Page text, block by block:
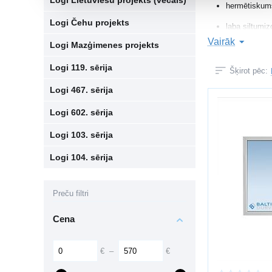
laba
vienkārša
noturība
Mūsdienu stikla
Logus var aprīkot
bērnu
Vairāk
Šķirot pēc:
Logi Čehu projekts
Logi Mazģimenes projekts
Logi 119. sērija
Logi 467. sērija
Logi 602. sērija
Logi 103. sērija
Logi 104. sērija
Preču filtri
Cena
€ – €